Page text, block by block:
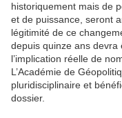
historiquement mais de
et de puissance, seront
légitimité de ce
depuis quinze ans
l’implication réelle de
L’Académie de
pluridisciplinaire et
dossier.